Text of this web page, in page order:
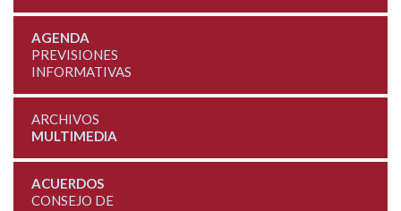
AGENDA
PREVISIONES
INFORMATIVAS
ARCHIVOS
MULTIMEDIA
ACUERDOS
CONSEJO DE